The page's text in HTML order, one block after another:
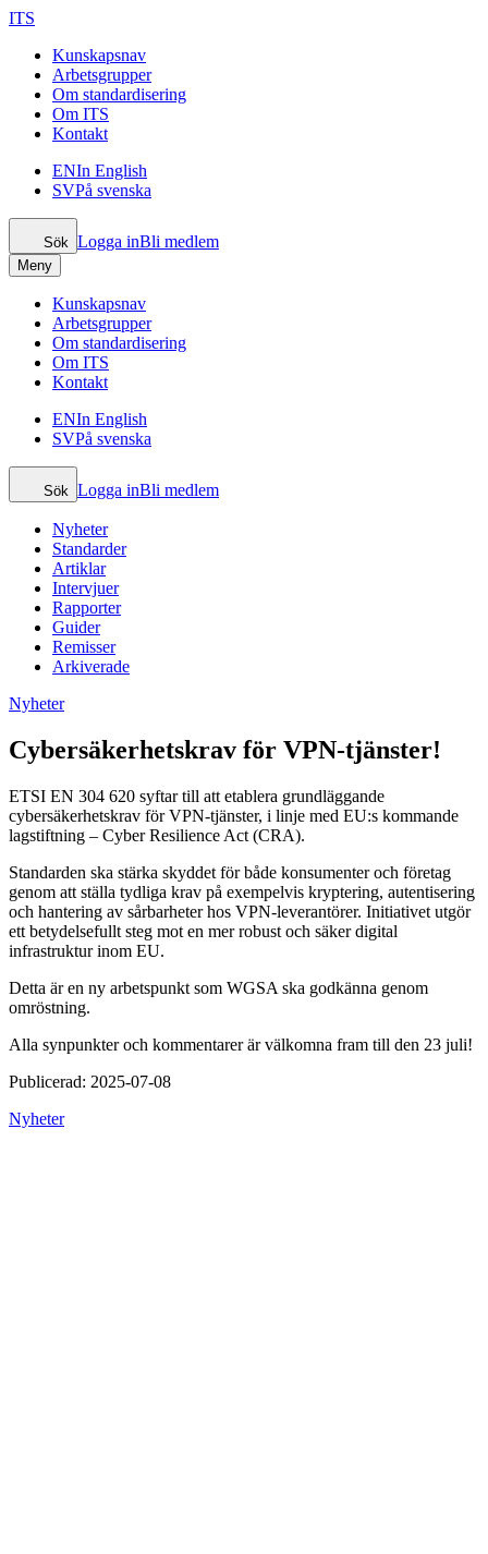
ITS
Kunskapsnav
Arbetsgrupper
Om standardisering
Om ITS
Kontakt
ENIn English
SVPå svenska
Sök Logga inBli medlem
Meny
Kunskapsnav
Arbetsgrupper
Om standardisering
Om ITS
Kontakt
ENIn English
SVPå svenska
Sök Logga inBli medlem
Nyheter
Standarder
Artiklar
Intervjuer
Rapporter
Guider
Remisser
Arkiverade
Nyheter
Cybersäkerhetskrav för VPN-tjänster!
ETSI EN 304 620 syftar till att etablera grundläggande
cybersäkerhetskrav för VPN-tjänster, i linje med EU:s kommande
lagstiftning – Cyber Resilience Act (CRA).
Standarden ska stärka skyddet för både konsumenter och företag
genom att ställa tydliga krav på exempelvis kryptering, autentisering
och hantering av sårbarheter hos VPN-leverantörer. Initiativet utgör
ett betydelsefullt steg mot en mer robust och säker digital
infrastruktur inom EU.
Detta är en ny arbetspunkt som WGSA ska godkänna genom
omröstning.
Alla synpunkter och kommentarer är välkomna fram till den 23 juli!
Publicerad: 2025-07-08
Nyheter